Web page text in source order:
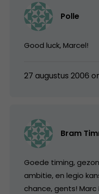
Polle
Good luck, Marcel!
27 augustus 2006
Bram
Goede timing,
ambitie, en legio
chance, gents! Marc